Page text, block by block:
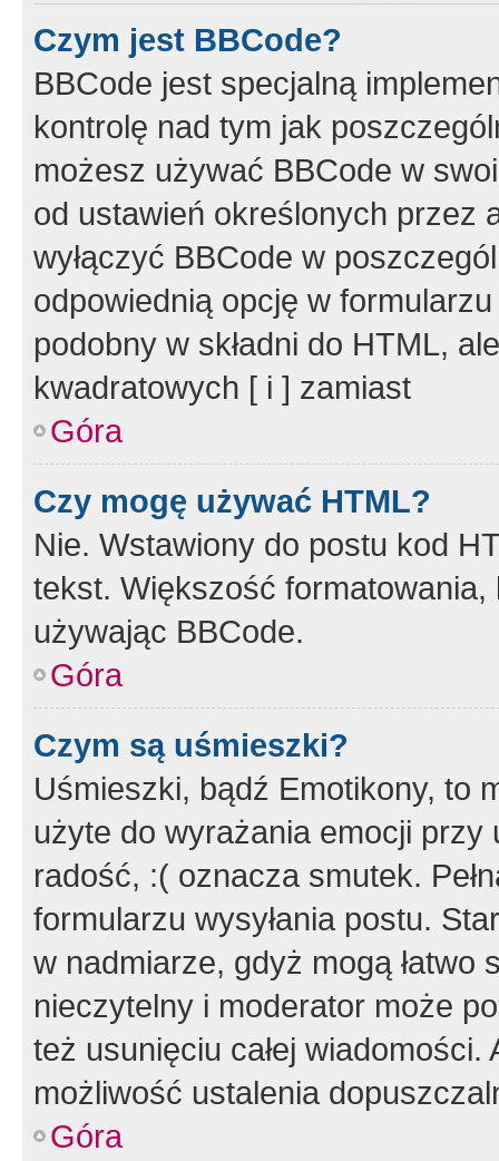
Czym jest BBCode?
BBCode jest specjalną
kontrolę nad tym jak
możesz używać BBCode w
od ustawień określonych przez
wyłączyć BBCode w
odpowiednią opcję w
podobny w składni do HTML,
kwadratowych [ i ] zamiast
Góra
Czy mogę używać HTML?
Nie. Wstawiony do postu kod
tekst. Większość
używając BBCode.
Góra
Czym są uśmieszki?
Uśmieszki, bądź Emotikony, to
użyte do wyrażania emocji
radość, :( oznacza smutek.
formularzu wysyłania postu.
w nadmiarze, gdyż mogą
nieczytelny i moderator może
też usunięciu całej
możliwość ustalenia
Góra